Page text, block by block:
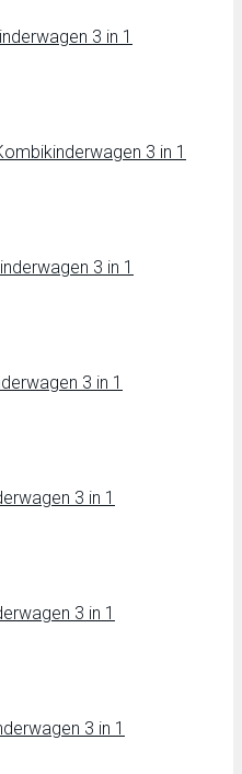
3 in 1
3 in 1
3 in 1
3 in 1
3 in 1
3 in 1
3 in 1